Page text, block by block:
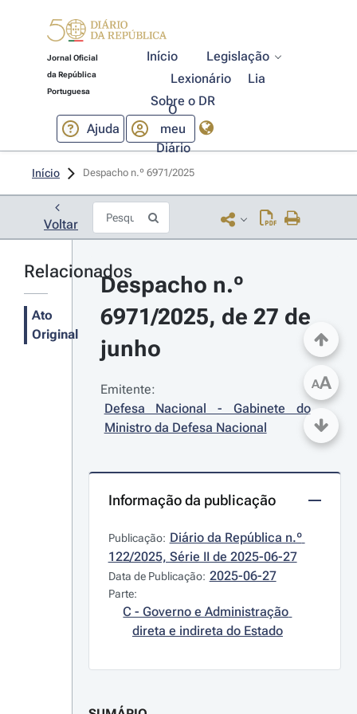
Jornal Oficial
da República
Portuguesa
Início
Legislação
Lexionário
Lia
Sobre o DR
Ajuda
O
meu
Diário
Início Despacho n.º 6971/2025
Voltar
Relacionados
Ato
Original
Despacho n.º
6971/2025, de 27 de
junho
Emitente:
Defesa Nacional - Gabinete do
Ministro da Defesa Nacional
Informação da publicação
Publicação: Diário da República n.º
122/2025, Série II de 2025-06-27
Data de Publicação: 2025-06-27
Parte:
C - Governo e Administração
direta e indireta do Estado
AA